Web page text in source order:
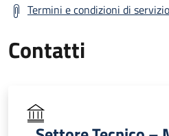
Termini e condizioni di servizio
Contatti